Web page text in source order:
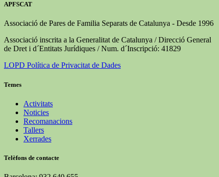
APFSCAT
Associació de Pares de Familia Separats de Catalunya - Desde 1996
Associació inscrita a la Generalitat de Catalunya / Direcció General
de Dret i d´Entitats Jurídiques / Num. d´Inscripció: 41829
LOPD Política de Privacitat de Dades
Temes
Activitats
Noticies
Recomanacions
Tallers
Xerrades
Telèfons de contacte